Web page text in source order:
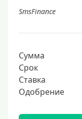
SmsFinance
Сумма
Срок
Ставка
Одобрение